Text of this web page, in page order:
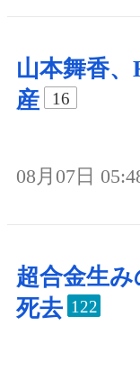
山本舞香
産
16
08月07日
超合金生
死去 122